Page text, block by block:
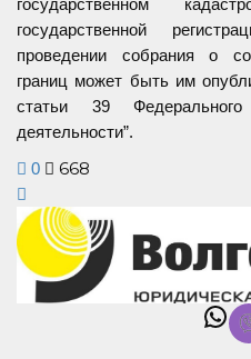
государственной
проведении собрания о
границ может быть им
статьи 39
деятельности”.
0
668